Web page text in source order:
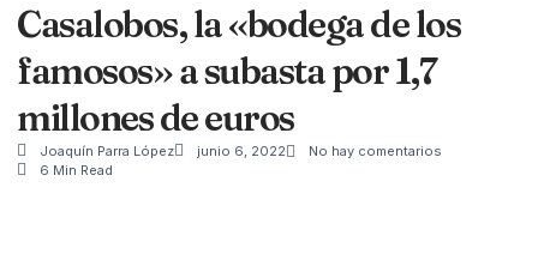
Casalobos, la «bodega de los
famosos» a subasta por 1,7
millones de euros
Joaquín Parra López junio 6, 2022
No hay comentarios
6 Min Read